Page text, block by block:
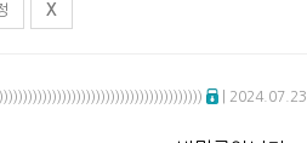
X
| 2024.07.23